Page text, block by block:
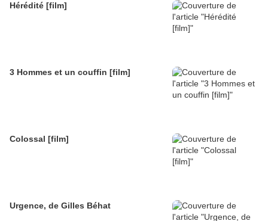
Hérédité [film]
3 Hommes et un couffin [film]
Colossal [film]
Urgence, de Gilles Béhat